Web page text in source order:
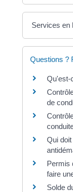
Services en
Questions ?
Qu'est-
de
Qui
Permis
faire
Solde